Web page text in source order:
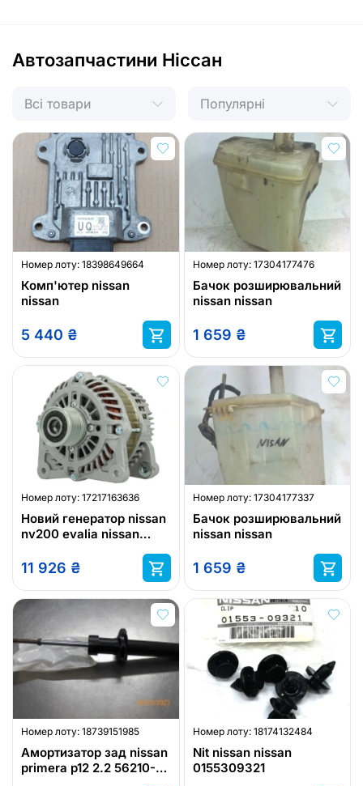
Автозапчастини Ніссан
Всі товари Популярні
Номер лоту: 18398649664
Комп'ютер nissan
nissan
5 440 ₴
Номер лоту: 17304177476
Бачок розширювальний
nissan nissan
1 659 ₴
Номер лоту: 17217163636
Новий генератор nissan
nv200 evalia nissan
note 05
11 926 ₴
Номер лоту: 17304177337
Бачок розширювальний
nissan nissan
1 659 ₴
Номер лоту: 18739151985
Амортизатор зад nissan
primera p12 2.2 56210-
Номер лоту: 18174132484
Nit nissan nissan
0155309321